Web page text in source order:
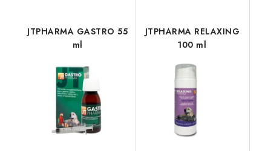
JTPHARMA GASTRO 55
ml
JTPHARMA RELAXING
100 ml